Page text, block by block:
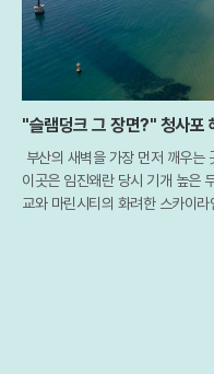
"슬램덩크 그 장면?" 청사포
부산의 새벽을 가장 먼저 깨우는
이곳은 임진왜란 당시 기개 높은
교와 마린시티의 화려한 스카이